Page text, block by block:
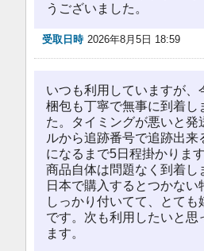
うございました。
受取日時 2026年8月5日 18:59
いつも利用していますが、
梱包も丁寧で無事に到着し
た。タイミングが悪いと発
ルから追跡番号で追跡出来
になるまで5日程掛かります
商品自体は問題なく到着し
日本で購入するとつかない
しっかり付いてて、とても
です。次も利用したいと思
ます。